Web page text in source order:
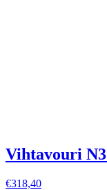
Vihtavouri
€318,40